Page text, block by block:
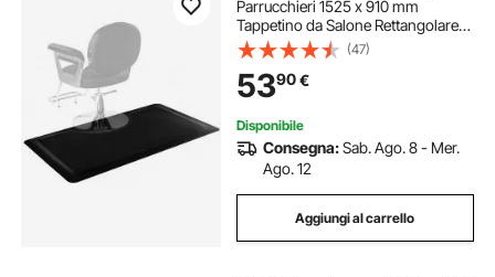
Parrucchieri 1525 x 910 mm
Tappetino da Salone Rettangolare,
13 mm di Spessore, con Taglio
Rotondo, Bordi Smussati Anti-
Inciampo e Fondo Antiscivolo, Nero
Opaco
(47)
5390€
Disponibile
Consegna:Sab. Ago. 8 - Mer.
Ago. 12
Aggiungi al carrello